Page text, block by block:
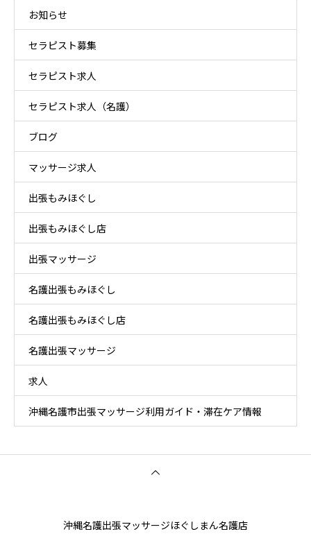
お知らせ
セラピスト募集
セラピスト求人
セラピスト求人（名護）
ブログ
マッサージ求人
出張もみほぐし
出張もみほぐし店
出張マッサージ
名護出張もみほぐし
名護出張もみほぐし店
名護出張マッサージ
求人
沖縄名護市出張マッサージ利用ガイド・滞在ケア情報
沖縄名護出張マッサージほぐしまん名護店